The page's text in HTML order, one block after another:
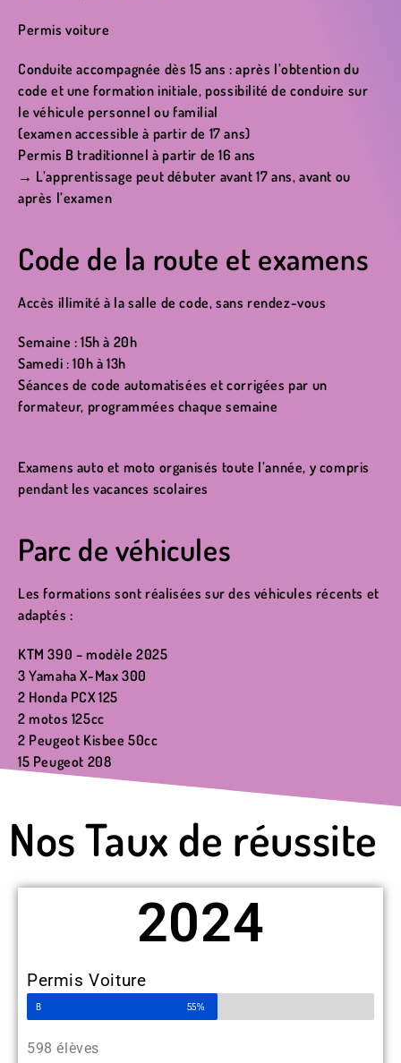
Permis voiture
Conduite accompagnée dès 15 ans : après l’obtention du
code et une formation initiale, possibilité de conduire sur
le véhicule personnel ou familial
(examen accessible à partir de 17 ans)
Permis B traditionnel à partir de 16 ans
→ L’apprentissage peut débuter avant 17 ans, avant ou
après l’examen
Code de la route et examens
Accès illimité à la salle de code, sans rendez-vous
Semaine : 15h à 20h
Samedi : 10h à 13h
Séances de code automatisées et corrigées par un
formateur, programmées chaque semaine
Examens auto et moto organisés toute l’année, y compris
pendant les vacances scolaires
Parc de véhicules
Les formations sont réalisées sur des véhicules récents et
adaptés :
KTM 390 – modèle 2025
3 Yamaha X-Max 300
2 Honda PCX 125
2 motos 125cc
2 Peugeot Kisbee 50cc
15 Peugeot 208
Nos Taux de réussite
2024
Permis Voiture
B 55%
598 élèves